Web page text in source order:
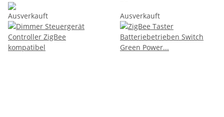
Ausverkauft Ausverkauft